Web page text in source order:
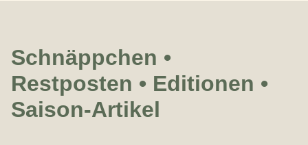
Schnäppchen •
Restposten • Editionen •
Saison-Artikel